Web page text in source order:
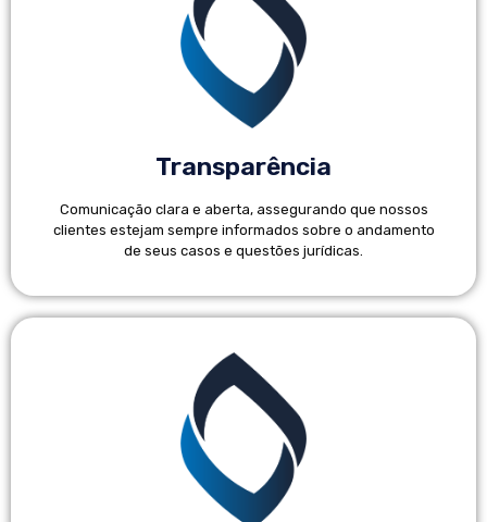
Transparência
Comunicação clara e aberta, assegurando que nossos
clientes estejam sempre informados sobre o andamento
de seus casos e questões jurídicas.